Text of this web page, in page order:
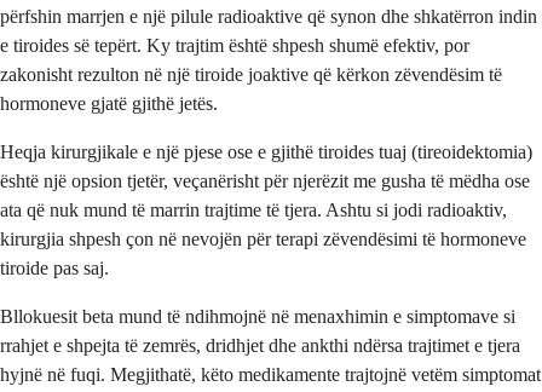
përfshin marrjen e një pilule radioaktive që synon dhe shkatërron indin
e tiroides së tepërt. Ky trajtim është shpesh shumë efektiv, por
zakonisht rezulton në një tiroide joaktive që kërkon zëvendësim të
hormoneve gjatë gjithë jetës.
Heqja kirurgjikale e një pjese ose e gjithë tiroides tuaj (tireoidektomia)
është një opsion tjetër, veçanërisht për njerëzit me gusha të mëdha ose
ata që nuk mund të marrin trajtime të tjera. Ashtu si jodi radioaktiv,
kirurgjia shpesh çon në nevojën për terapi zëvendësimi të hormoneve
tiroide pas saj.
Bllokuesit beta mund të ndihmojnë në menaxhimin e simptomave si
rrahjet e shpejta të zemrës, dridhjet dhe ankthi ndërsa trajtimet e tjera
hyjnë në fuqi. Megjithatë, këto medikamente trajtojnë vetëm simptomat